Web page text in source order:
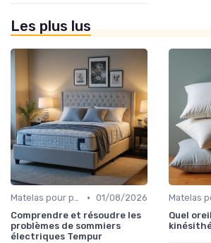
Les plus lus
Matelas pour problèmes de dos • 01/08/2026
Comprendre et résoudre les
problèmes de sommiers
électriques Tempur
Quel